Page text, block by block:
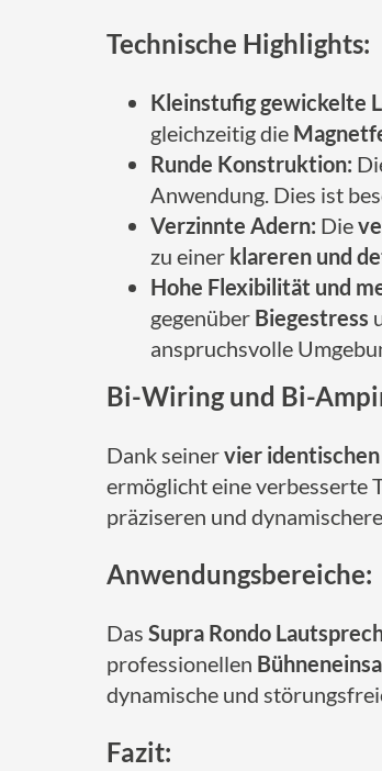
Technische Highlights:
Kleinstufig gewickelte
gleichzeitig die
Runde Konstruktion:
Anwendung. Dies ist
Verzinnte Adern: Die
zu einer klareren und
Hohe Flexibilität und
gegenüber Biegestress
anspruchsvolle
Bi-Wiring und Bi-
Dank seinervier
ermöglicht eine verbesserte
präziseren und
Anwendungsbereiche:
Das Supra Rondo
professionellen
dynamische und
Fazit: